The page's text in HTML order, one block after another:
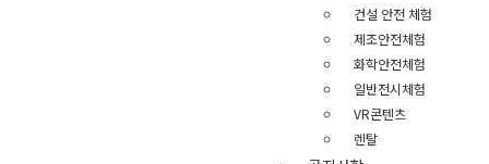
건설 안전 체험
제조안전체험
화학안전체험
일반전시체험
VR콘텐츠
렌탈